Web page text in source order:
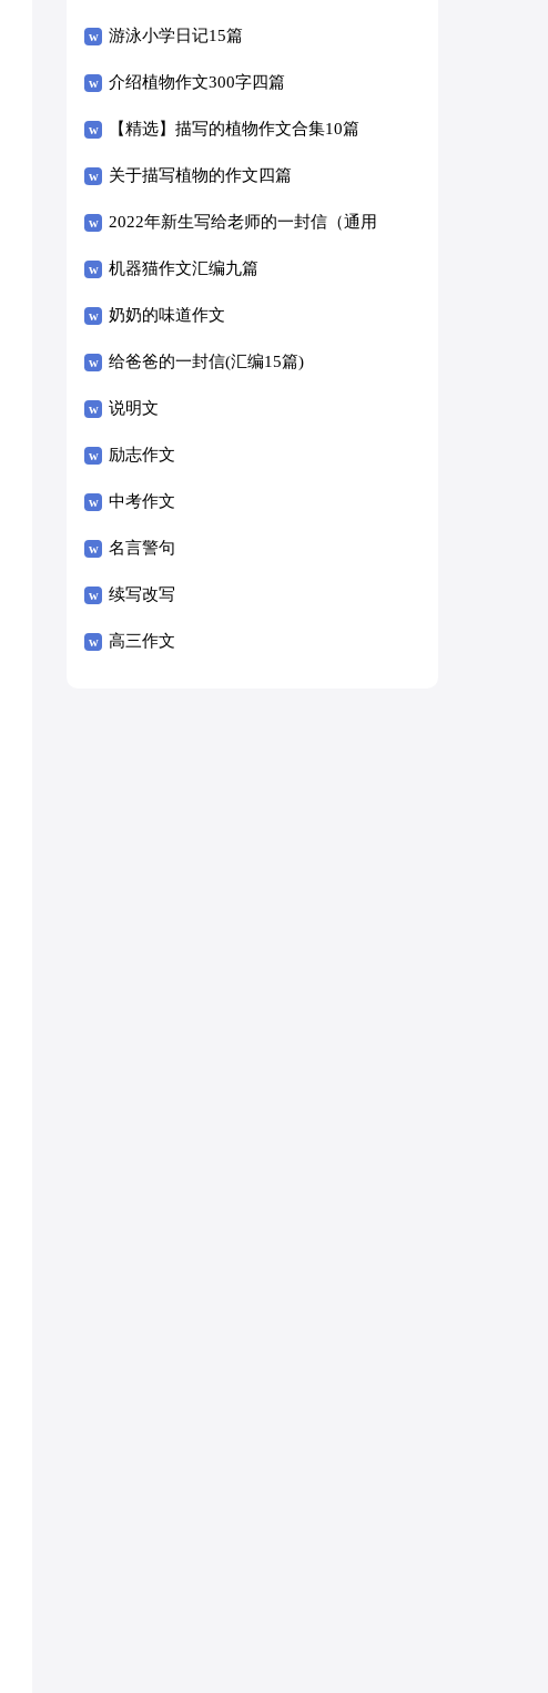
游泳小学日记15篇
介绍植物作文300字四篇
【精选】描写的植物作文合集10篇
关于描写植物的作文四篇
2022年新生写给老师的一封信（通用
8篇）
机器猫作文汇编九篇
奶奶的味道作文
给爸爸的一封信(汇编15篇)
说明文
励志作文
中考作文
名言警句
续写改写
高三作文